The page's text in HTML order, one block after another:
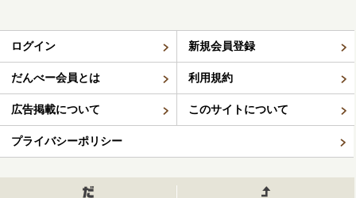
ログイン 新規会員登録
だんべー会員とは 利用規約
広告掲載について このサイトについて
プライバシーポリシー